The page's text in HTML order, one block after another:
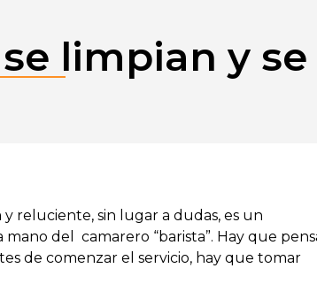
limpian y
reluciente, sin lugar a dudas, es un
del camarero “barista”. Hay que
de comenzar el servicio, hay que tomar